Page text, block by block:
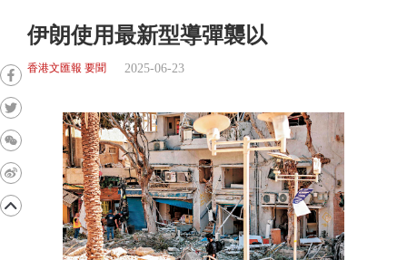
伊朗使用最新型導彈襲以
香港文匯報 要聞 2025-06-23